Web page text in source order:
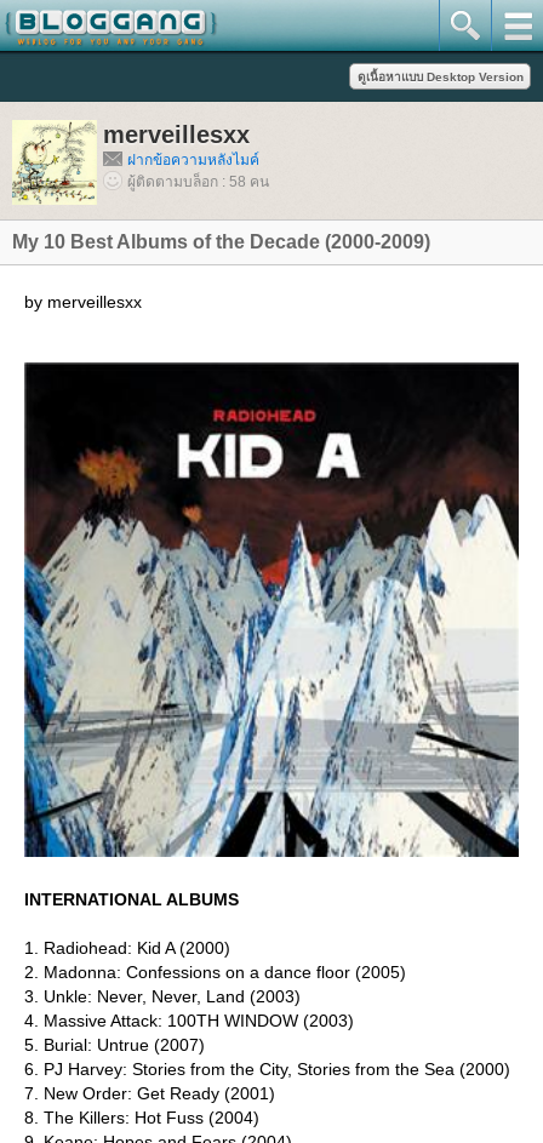
merveillesxx
ฝากข้อความหลังไมค์
ผู้ติดตามบล็อก : 58 คน
My 10 Best Albums of the Decade (2000-2009)
by merveillesxx
INTERNATIONAL ALBUMS
1. Radiohead: Kid A (2000)
2. Madonna: Confessions on a dance floor (2005)
3. Unkle: Never, Never, Land (2003)
4. Massive Attack: 100TH WINDOW (2003)
5. Burial: Untrue (2007)
6. PJ Harvey: Stories from the City, Stories from the Sea (2000)
7. New Order: Get Ready (2001)
8. The Killers: Hot Fuss (2004)